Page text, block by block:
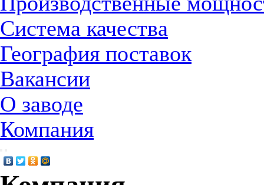
Система качества
География поставок
Вакансии
О заводе
Компания